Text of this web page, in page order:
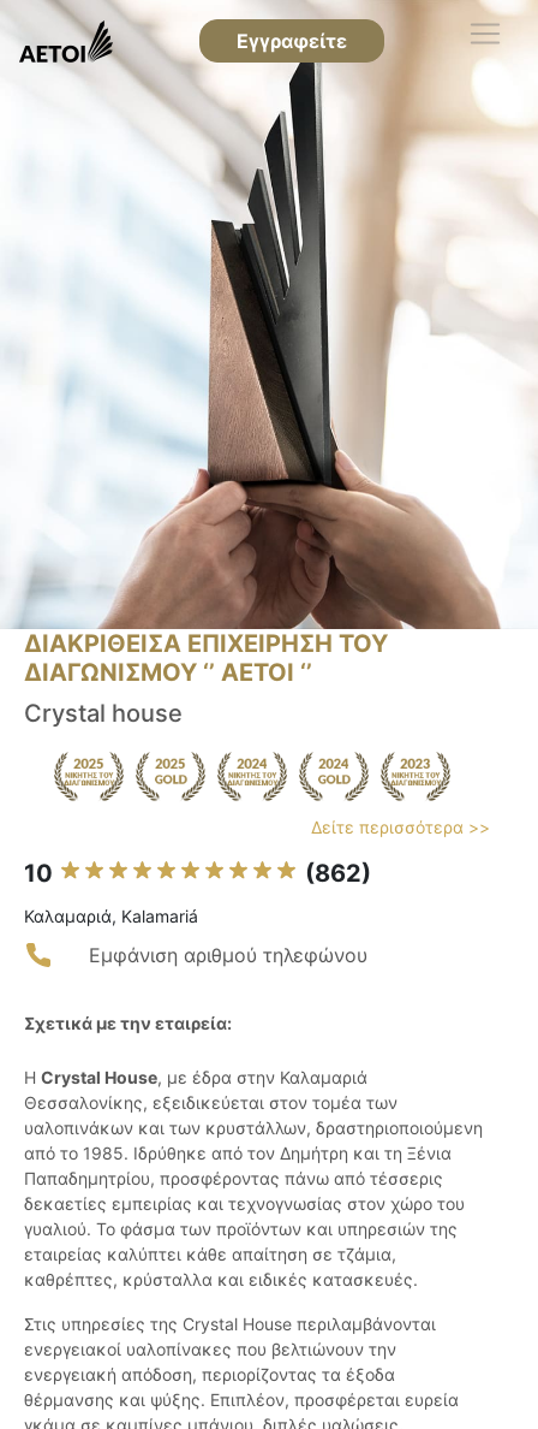
Εγγραφείτε
ΔΙΑΚΡΙΘΕΙΣΑ ΕΠΙΧΕΙΡΗΣΗ ΤΟΥ
ΔΙΑΓΩΝΙΣΜΟΥ ‘’ ΑΕΤΟΙ ‘’
Crystal house
Δείτε περισσότερα >>
10 (862)
Καλαμαριά, Kalamariá
Εμφάνιση αριθμού τηλεφώνου
Σχετικά με την εταιρεία:
Η Crystal House, με έδρα στην Καλαμαριά
Θεσσαλονίκης, εξειδικεύεται στον τομέα των
υαλοπινάκων και των κρυστάλλων, δραστηριοποιούμενη
από το 1985. Ιδρύθηκε από τον Δημήτρη και τη Ξένια
Παπαδημητρίου, προσφέροντας πάνω από τέσσερις
δεκαετίες εμπειρίας και τεχνογνωσίας στον χώρο του
γυαλιού. Το φάσμα των προϊόντων και υπηρεσιών της
εταιρείας καλύπτει κάθε απαίτηση σε τζάμια,
καθρέπτες, κρύσταλλα και ειδικές κατασκευές.
Στις υπηρεσίες της Crystal House περιλαμβάνονται
ενεργειακοί υαλοπίνακες που βελτιώνουν την
ενεργειακή απόδοση, περιορίζοντας τα έξοδα
θέρμανσης και ψύξης. Επιπλέον, προσφέρεται ευρεία
γκάμα σε καμπίνες μπάνιου, διπλές υαλώσεις,